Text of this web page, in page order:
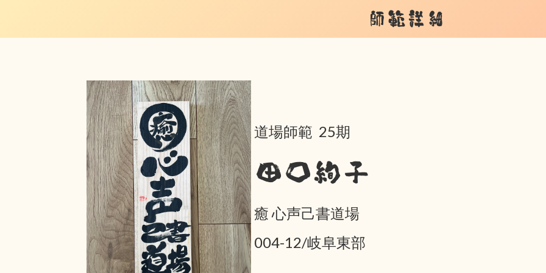
師範詳細
道場師範 25期
田口絢子
癒 心声己書道場
004-12/岐阜東部